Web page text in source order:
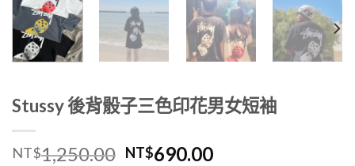
Stussy 後背骰子三色印花男女短袖
NT$1,250.00 NT$690.00